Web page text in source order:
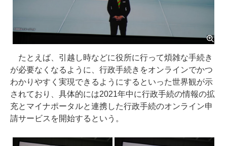
たとえば、引越し時などに役所に行って煩雑な手続き
が必要なくなるように、行政手続きをオンラインでかつ
わかりやすく実現できるようにするといった世界観が示
されており、具体的には2021年中に行政手続の情報の拡
充とマイナポータルと連携した行政手続のオンライン申
請サービスを開始するという。